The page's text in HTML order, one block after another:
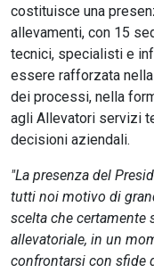
costituisce una
allevamenti, con 15
tecnici, specialisti e
essere rafforzata
dei processi, nella
agli Allevatori servizi
decisioni aziendali.
"La presenza del
tutti noi motivo di
scelta che certamente
allevatoriale, in un
confrontarsi con sfide